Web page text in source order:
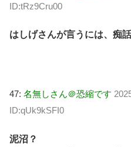
ID:tRz9Cru00
はしげさんが言うには、痴
47: 名無しさん＠恐縮です
ID:qUk9kSFI0
泥沼？